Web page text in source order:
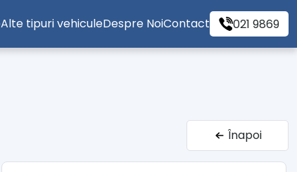
Alte tipuri vehiculeDespre NoiContact 021 9869
Înapoi